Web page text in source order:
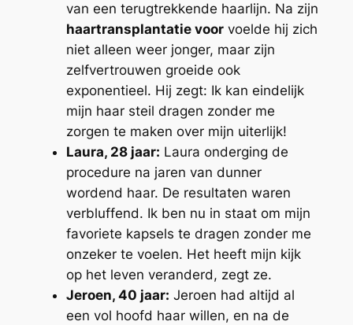
van een terugtrekkende haarlijn. Na zijn
haartransplantatie voorvoelde hij zich
niet alleen weer jonger, maar zijn
zelfvertrouwen groeide ook
exponentieel. Hij zegt: Ik kan eindelijk
mijn haar steil dragen zonder me
zorgen te maken over mijn uiterlijk!
Laura, 28 jaar: Laura onderging de
procedure na jaren van dunner
wordend haar. De resultaten waren
verbluffend. Ik ben nu in staat om mijn
favoriete kapsels te dragen zonder me
onzeker te voelen. Het heeft mijn kijk
op het leven veranderd, zegt ze.
Jeroen, 40 jaar: Jeroen had altijd al
een vol hoofd haar willen, en na de